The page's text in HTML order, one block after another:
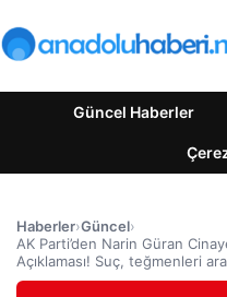
Güncel Haberler
Haberler›Güncel›
AK Parti’den Narin Güran
Açıklaması! Suç, teğmenleri